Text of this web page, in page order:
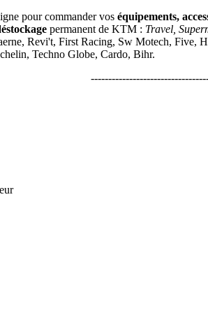
pour commander vos équipements,
permanent de KTM : Travel,
Revi't, First Racing, Sw Motech,
Techno Globe, Cardo, Bihr.